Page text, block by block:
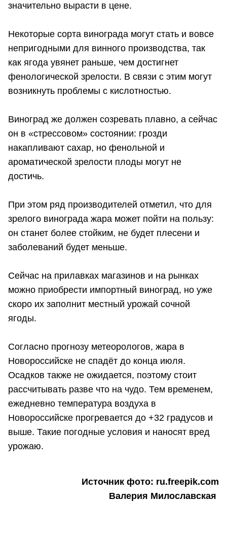
значительно вырасти в цене.
Некоторые сорта винограда могут стать и вовсе
непригодными для винного производства, так
как ягода увянет раньше, чем достигнет
фенологической зрелости. В связи с этим могут
возникнуть проблемы с кислотностью.
Виноград же должен созревать плавно, а сейчас
он в «стрессовом» состоянии: грозди
накапливают сахар, но фенольной и
ароматической зрелости плоды могут не
достичь.
При этом ряд производителей отметил, что для
зрелого винограда жара может пойти на пользу:
он станет более стойким, не будет плесени и
заболеваний будет меньше.
Сейчас на прилавках магазинов и на рынках
можно приобрести импортный виноград, но уже
скоро их заполнит местный урожай сочной
ягоды.
Согласно прогнозу метеорологов, жара в
Новороссийске не спадёт до конца июля.
Осадков также не ожидается, поэтому стоит
рассчитывать разве что на чудо. Тем временем,
ежедневно температура воздуха в
Новороссийске прогревается до +32 градусов и
выше. Такие погодные условия и наносят вред
урожаю.
Источник фото: ru.freepik.com
Валерия Милославская